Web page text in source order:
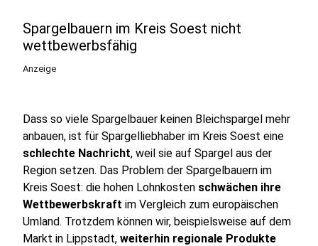
Spargelbauern im Kreis Soest nicht
wettbewerbsfähig
Anzeige
Dass so viele Spargelbauer keinen Bleichspargel mehr
anbauen, ist für Spargelliebhaber im Kreis Soest eine
schlechte Nachricht, weil sie auf Spargel aus der
Region setzen. Das Problem der Spargelbauern im
Kreis Soest: die hohen Lohnkosten schwächen ihre
Wettbewerbskraft im Vergleich zum europäischen
Umland. Trotzdem können wir, beispielsweise auf dem
Markt in Lippstadt, weiterhin regionale Produkte